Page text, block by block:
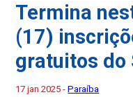
Termina
(17)
gratuitos do
17 jan 2025 -Paraíba